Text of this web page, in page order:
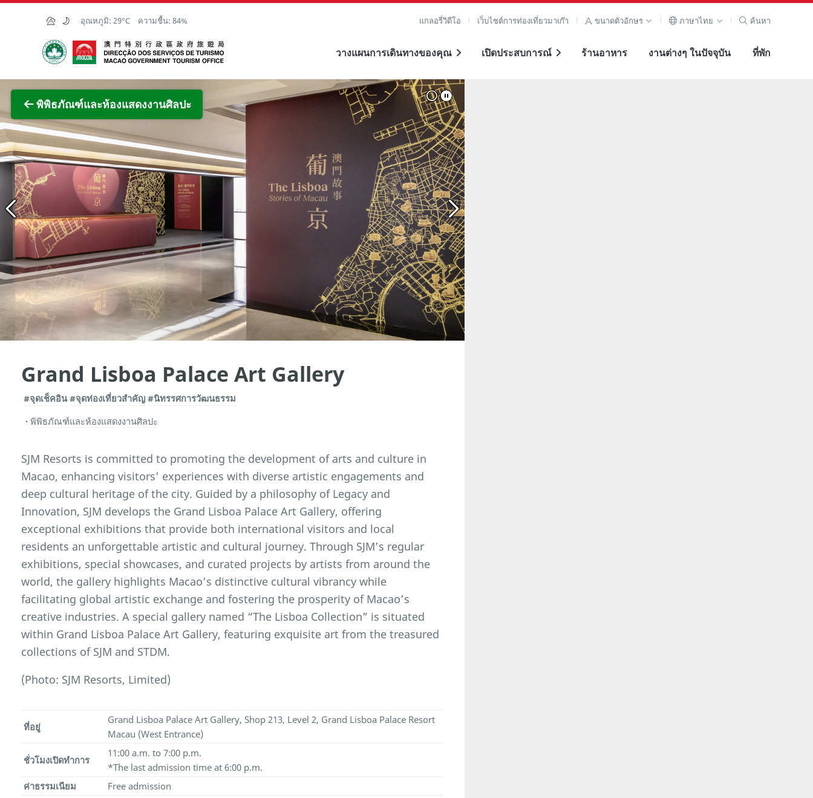
Skip to Main Content
อุณหภูมิ: 29°C ความชื้น: 84% แกลอรี่วิดีโอ เว็บไซต์การท่องเที่ยวมาเก๊า ขนาดตัวอักษร ภาษาไทย ค้นหา
สำนักงานการท่องเที่ยวของรัฐบาลมาเก๊า
วางแผนการเดินทางของคุณ เปิดประสบการณ์ ร้านอาหาร งานต่างๆ ในปัจจุบัน ที่พัก
พิพิธภัณฑ์และห้องแสดงงานศิลปะ
ภาพขยาย
Grand Lisboa Palace Art Gallery
#จุดเช็คอิน #จุดท่องเที่ยวสำคัญ #นิทรรศการวัฒนธรรม
พิพิธภัณฑ์และห้องแสดงงานศิลปะ
SJM Resorts is committed to promoting the development of arts and culture in
Macao, enhancing visitors’ experiences with diverse artistic engagements and
deep cultural heritage of the city. Guided by a philosophy of Legacy and
Innovation, SJM develops the Grand Lisboa Palace Art Gallery, offering
exceptional exhibitions that provide both international visitors and local
residents an unforgettable artistic and cultural journey. Through SJM’s regular
exhibitions, special showcases, and curated projects by artists from around the
world, the gallery highlights Macao’s distinctive cultural vibrancy while
facilitating global artistic exchange and fostering the prosperity of Macao’s
creative industries. A special gallery named “The Lisboa Collection” is situated
within Grand Lisboa Palace Art Gallery, featuring exquisite art from the treasured
collections of SJM and STDM.
(Photo: SJM Resorts, Limited)
ที่อยู่
Grand Lisboa Palace Art Gallery, Shop 213, Level 2, Grand Lisboa Palace Resort
Macau (West Entrance)
ชั่วโมงเปิดทำการ
11:00 a.m. to 7:00 p.m.
*The last admission time at 6:00 p.m.
ค่าธรรมเนียม
Free admission